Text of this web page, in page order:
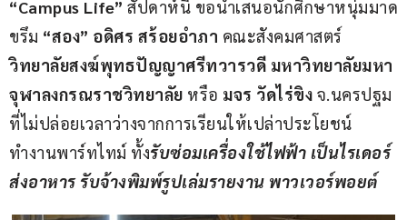
“Campus Life” สัปดาห์นี้ ขอนำเสนอนักศึกษาหนุ่มมาด
ขรึม “สอง” อดิศร สร้อยอำภา คณะสังคมศาสตร์
วิทยาลัยสงฆ์พุทธปัญญาศรีทวารวดี มหาวิทยาลัยมหา
จุฬาลงกรณราชวิทยาลัย หรือ มจร วัดไร่ขิง จ.นครปฐม
ที่ไม่ปล่อยเวลาว่างจากการเรียนให้เปล่าประโยชน์
ทำงานพาร์ทไทม์ ทั้งรับซ่อมเครื่องใช้ไฟฟ้า เป็นไรเดอร์
ส่งอาหาร รับจ้างพิมพ์รูปเล่มรายงาน พาวเวอร์พอยต์